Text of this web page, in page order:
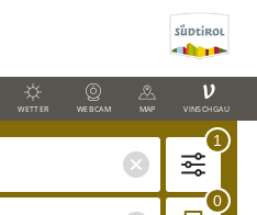
WETTER WEBCAM MAP
V
VINSCHGAU